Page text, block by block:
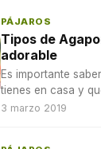
PÁJAROS
Tipos de
adorable
Es importante
tienes en casa y
para
3 marzo 2019